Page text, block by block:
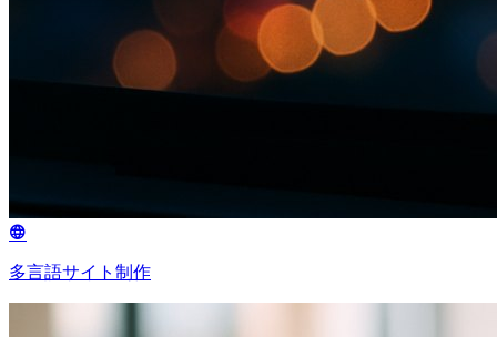
多言語サイト制作